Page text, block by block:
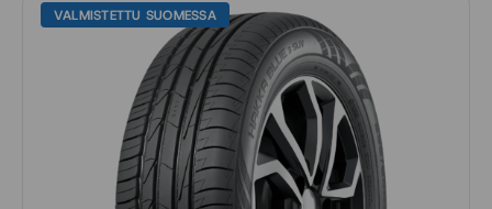
VALMISTETTU SUOMESSA